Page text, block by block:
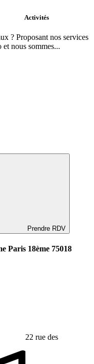
Activités
? Proposant nos services
nous sommes...
Prendre RDV
Paris 18ème 75018
22 rue des